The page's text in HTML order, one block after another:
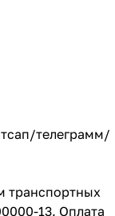
телеграмм/
транспортных
13. Оплата